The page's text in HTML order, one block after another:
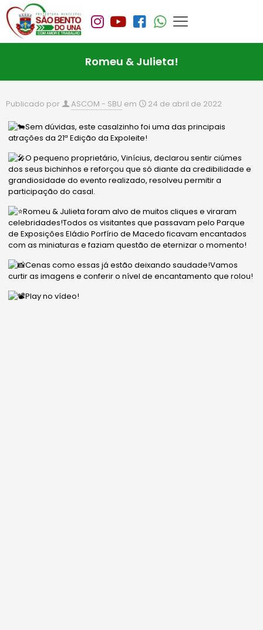
Romeu & Julieta!
Publicado por ASCOM - SBU em 24 de abril de 2022
Sem dúvidas, este casalzinho foi uma das principais
atrações da 21ª Edição da Expoleite!
O pequeno proprietário, Vinícius, declarou sentir ciúmes
dos seus bichinhos e reforçou que só diante da credibilidade e
grandiosidade do evento realizado, resolveu permitir a
participação do casal.
Romeu & Julieta foram alvo de muitos cliques e viraram
celebridades!Todos os visitantes que passavam pelo Parque
de Exposições Eládio Porfírio de Macedo ficavam encantados
com as miniaturas e faziam questão de eternizar o momento!
Cenas como essas já estão deixando saudade!Vamos
curtir as imagens e conferir o nível de encantamento que rolou!
Play no vídeo!